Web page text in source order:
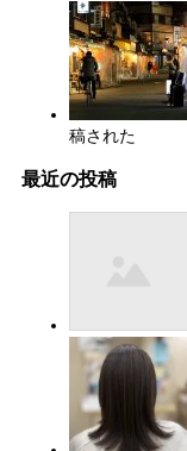
稿された
最近の投稿